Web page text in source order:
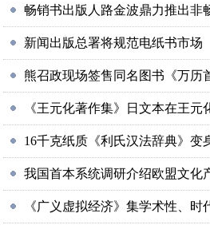
畅销书出版人路金波鼎力推出非
新闻出版总署将规范电纸书市场
熊召政现场签售同名图书《万历
《王元化著作集》日文本在王元
16千克纸质《利氏汉法辞典》变
我国首本系统调研介绍欧盟文化
《广义虚拟经济》集学术性、